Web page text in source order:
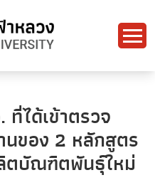
ได้เข้าตรวจ
นของ 2 หลักสูตร
ตบัณฑิตพันธุ์ใหม่